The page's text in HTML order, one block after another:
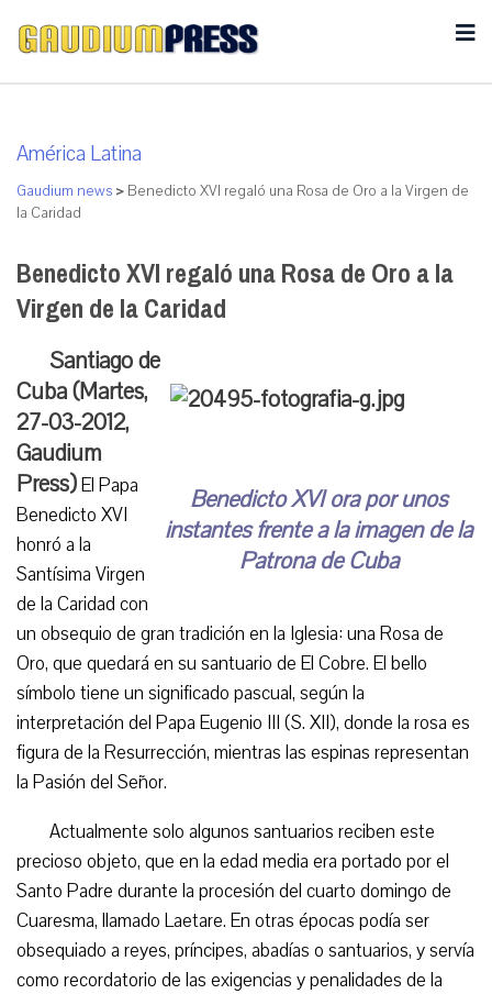
América Latina
Gaudium news > Benedicto XVI regaló una Rosa de Oro a la Virgen de
la Caridad
Benedicto XVI regaló una Rosa de Oro a la
Virgen de la Caridad
Benedicto XVI ora por unos
instantes frente a la imagen de la
Patrona de Cuba
Santiago de
Cuba (Martes,
27-03-2012,
Gaudium
Press)El Papa
Benedicto XVI
honró a la
Santísima Virgen
de la Caridad con
un obsequio de gran tradición en la Iglesia: una Rosa de
Oro, que quedará en su santuario de El Cobre. El bello
símbolo tiene un significado pascual, según la
interpretación del Papa Eugenio III (S. XII), donde la rosa es
figura de la Resurrección, mientras las espinas representan
la Pasión del Señor.
Actualmente solo algunos santuarios reciben este
precioso objeto, que en la edad media era portado por el
Santo Padre durante la procesión del cuarto domingo de
Cuaresma, llamado Laetare. En otras épocas podía ser
obsequiado a reyes, príncipes, abadías o santuarios, y servía
como recordatorio de las exigencias y penalidades de la